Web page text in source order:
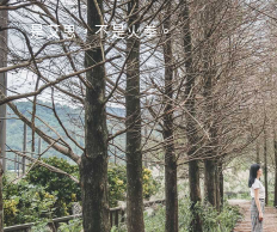
是艾思，不是火拳。